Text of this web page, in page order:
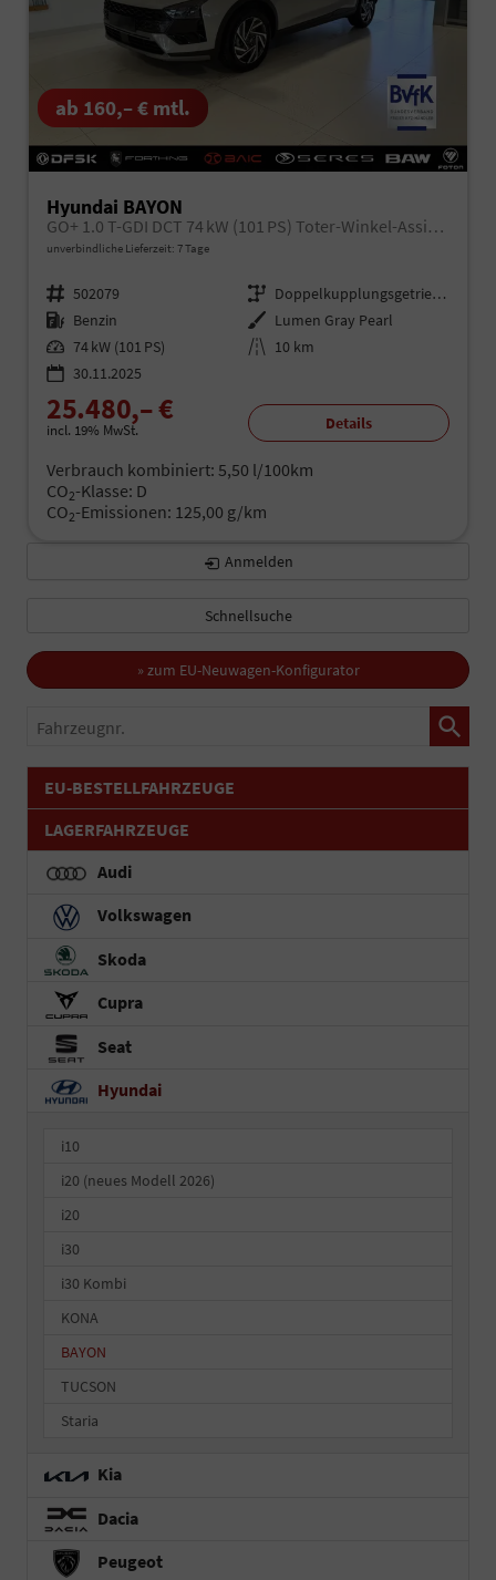
ab 160,– € mtl.
Hyundai BAYON
GO+ 1.0 T-GDI DCT 74 kW (101 PS) Toter-Winkel-Assistent, Induktive Ladestation, Comfort-Paket, Lenkradheizung, Sitzheizung, DAB, Android Auto, Apple CarPlay, Navigationssystem, LED-Scheinwerfer, Einparkhilfe, Rückfahrkamera, uvm.
unverbindliche Lieferzeit: 7 Tage
Fahrzeugnr. 502079 Getriebe
Doppelkupplungsgetriebe (DSG)
Kraftstoff Benzin Außenfarbe Lumen Gray Pearl
Leistung 74 kW (101 PS) Kilometerstand 10 km
30.11.2025
25.480,– €
incl. 19% MwSt. Details
Verbrauch kombiniert: 5,50 l/100km
CO2-Klasse: D
CO2-Emissionen: 125,00 g/km
Anmelden
Schnellsuche
» zum EU-Neuwagen-Konfigurator
Fahrzeugnr.
EU-BESTELLFAHRZEUGE
LAGERFAHRZEUGE
Audi
Volkswagen
Skoda
Cupra
Seat
Hyundai
i10
i20 (neues Modell 2026)
i20
i30
i30 Kombi
KONA
BAYON
TUCSON
Staria
Kia
Dacia
Peugeot